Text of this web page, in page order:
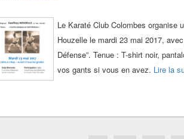
Le Karaté Club Colombes organise
Houzelle le mardi 23 mai 2017,
Défense”. Tenue : T-shirt noir,
vos gants si vous en avez. Lire la